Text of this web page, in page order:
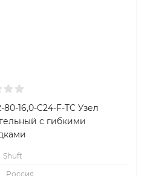
80-16,0-C24-F-TC Узел
с гибкими
Shuft
Россия